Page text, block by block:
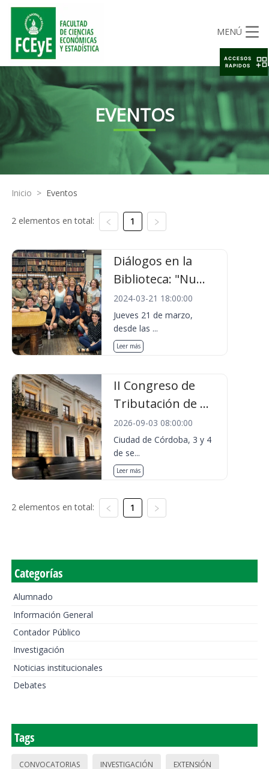
MENÚ
EVENTOS
Inicio > Eventos
2 elementos en total: 1
Diálogos en la
Biblioteca: "Nu...
2024-03-21 18:00:00
Jueves 21 de marzo,
desde las ...
Leer más
II Congreso de
Tributación de ...
2026-09-03 08:00:00
Ciudad de Córdoba, 3 y 4
de se...
Leer más
2 elementos en total: 1
Categorías
Alumnado
Información General
Contador Público
Investigación
Noticias institucionales
Debates
Tags
CONVOCATORIAS INVESTIGACIÓN EXTENSIÓN
ACCESOS
RAPIDOS